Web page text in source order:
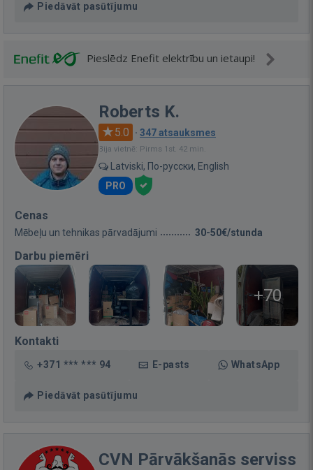
Piedāvāt pasūtījumu
Pieslēdz Enefit elektrību un ietaupi!
Roberts K.
5.0 · 347 atsauksmes
Bija vietnē: Pirms 1st. 42 min.
Latviski, По-русски, English
PRO
Cenas
Mēbeļu un tehnikas pārvadājumi 30-50€/stunda
Darbu piemēri
+70
Kontakti
+371 *** *** 94 E-pasts WhatsApp
Piedāvāt pasūtījumu
CVN Pārvākšanās serviss